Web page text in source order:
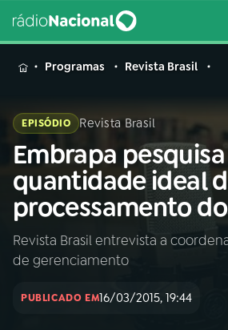
MENU
Buscar
na
Rádio
Nacional
Buscar
AO VIVO
INÍCIO
Programas Revista Brasil
EPISÓDIO Revista Brasil
Embrapa pesquisa
quantidade ideal
processamento
Revista Brasil entrevista a
de gerenciamento
PUBLICADO EM16/03/2015, 19:44